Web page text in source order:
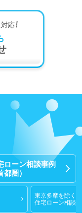
応!
ローン相談事例
都圏）
東京多摩を除く
住宅ローン相談